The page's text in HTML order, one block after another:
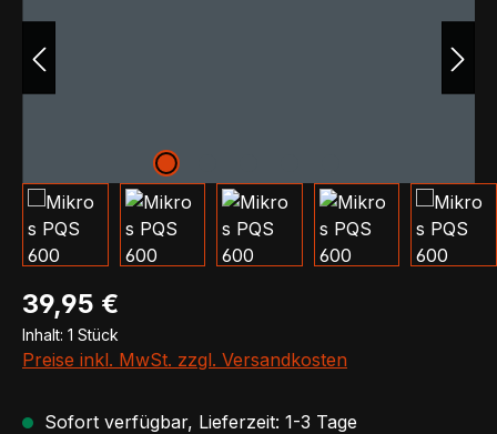
Regulärer Preis:
39,95 €
Inhalt: 1 Stück
Preise inkl. MwSt. zzgl. Versandkosten
Sofort verfügbar, Lieferzeit: 1-3 Tage